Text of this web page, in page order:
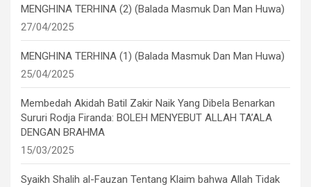
MENGHINA TERHINA (2) (Balada Masmuk Dan Man Huwa)
27/04/2025
MENGHINA TERHINA (1) (Balada Masmuk Dan Man Huwa)
25/04/2025
Membedah Akidah Batil Zakir Naik Yang Dibela Benarkan
Sururi Rodja Firanda: BOLEH MENYEBUT ALLAH TA’ALA
DENGAN BRAHMA
15/03/2025
Syaikh Shalih al-Fauzan Tentang Klaim bahwa Allah Tidak